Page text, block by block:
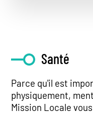
Santé
Parce qu'il est
physiquement,
Mission Locale